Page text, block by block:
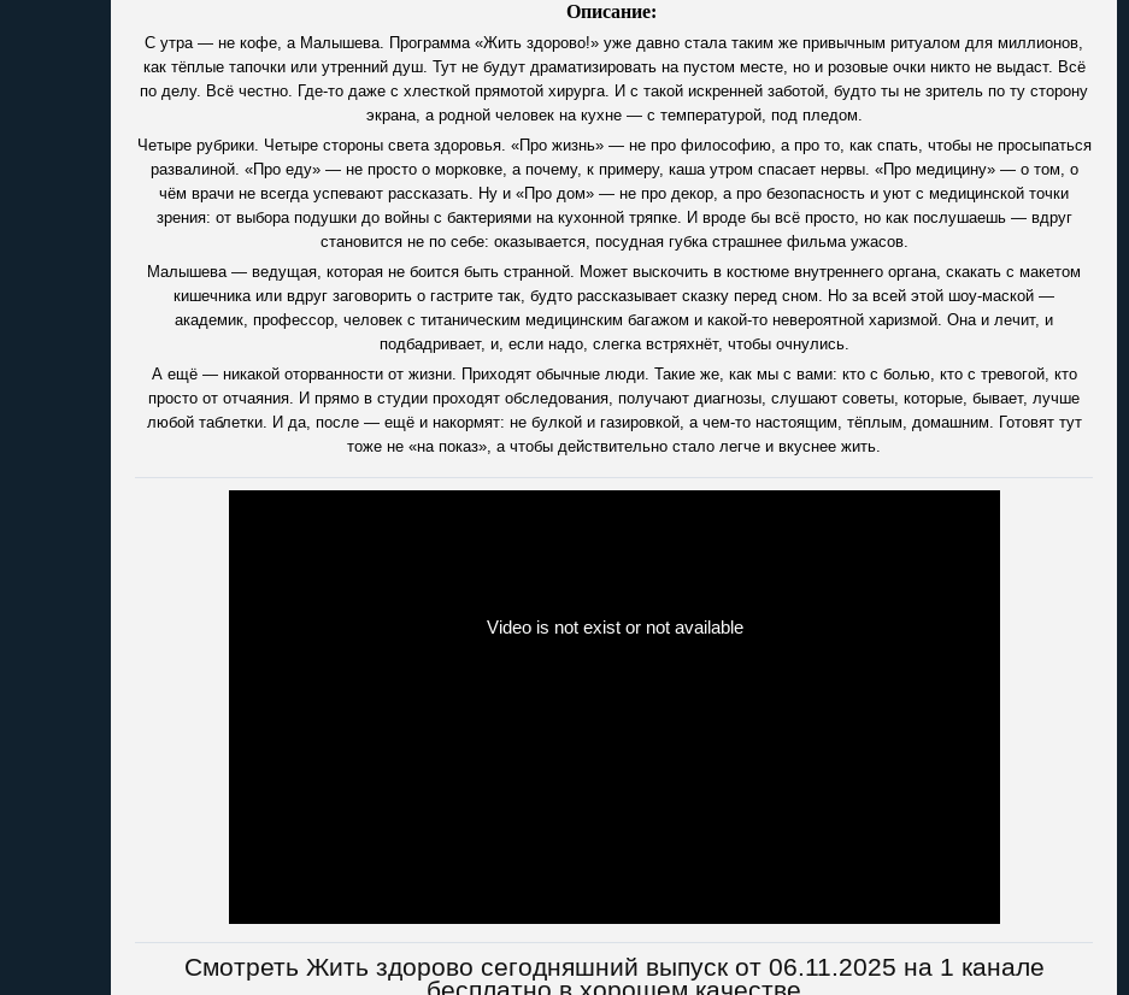
Описание:
С утра — не кофе, а Малышева. Программа «Жить здорово!» уже давно стала таким же привычным ритуалом для миллионов,
как тёплые тапочки или утренний душ. Тут не будут драматизировать на пустом месте, но и розовые очки никто не выдаст. Всё
по делу. Всё честно. Где-то даже с хлесткой прямотой хирурга. И с такой искренней заботой, будто ты не зритель по ту сторону
экрана, а родной человек на кухне — с температурой, под пледом.
Четыре рубрики. Четыре стороны света здоровья. «Про жизнь» — не про философию, а про то, как спать, чтобы не просыпаться
развалиной. «Про еду» — не просто о морковке, а почему, к примеру, каша утром спасает нервы. «Про медицину» — о том, о
чём врачи не всегда успевают рассказать. Ну и «Про дом» — не про декор, а про безопасность и уют с медицинской точки
зрения: от выбора подушки до войны с бактериями на кухонной тряпке. И вроде бы всё просто, но как послушаешь — вдруг
становится не по себе: оказывается, посудная губка страшнее фильма ужасов.
Малышева — ведущая, которая не боится быть странной. Может выскочить в костюме внутреннего органа, скакать с макетом
кишечника или вдруг заговорить о гастрите так, будто рассказывает сказку перед сном. Но за всей этой шоу-маской —
академик, профессор, человек с титаническим медицинским багажом и какой-то невероятной харизмой. Она и лечит, и
подбадривает, и, если надо, слегка встряхнёт, чтобы очнулись.
А ещё — никакой оторванности от жизни. Приходят обычные люди. Такие же, как мы с вами: кто с болью, кто с тревогой, кто
просто от отчаяния. И прямо в студии проходят обследования, получают диагнозы, слушают советы, которые, бывает, лучше
любой таблетки. И да, после — ещё и накормят: не булкой и газировкой, а чем-то настоящим, тёплым, домашним. Готовят тут
тоже не «на показ», а чтобы действительно стало легче и вкуснее жить.
Смотреть Жить здорово сегодняшний выпуск от 06.11.2025 на 1 канале